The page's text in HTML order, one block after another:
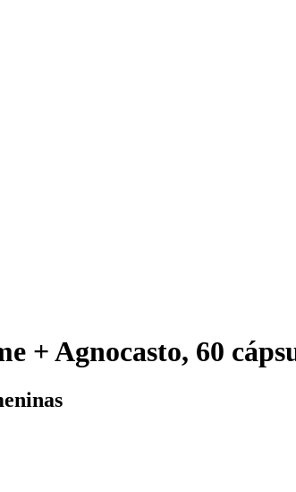
+ Agnocasto, 60